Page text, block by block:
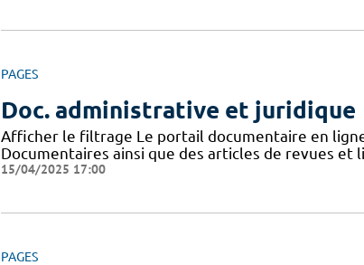
PAGES
Doc. administrative et juridique
Afficher le filtrage Le portail documentaire en
Documentaires ainsi que des articles de revues
15/04/2025 17:00
PAGES